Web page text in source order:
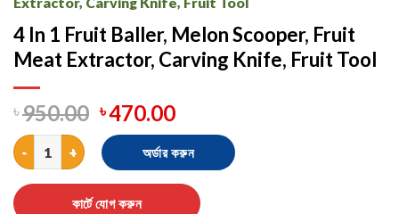
4 In 1 Fruit Baller, Melon Scooper, Fruit
Meat Extractor, Carving Knife, Fruit Tool
৳950.00 ৳470.00
4 In 1 Fruit Baller, Melon Scooper, Fruit Meat Extractor, Carving
অর্ডার করুন
কার্টে যোগ করুন